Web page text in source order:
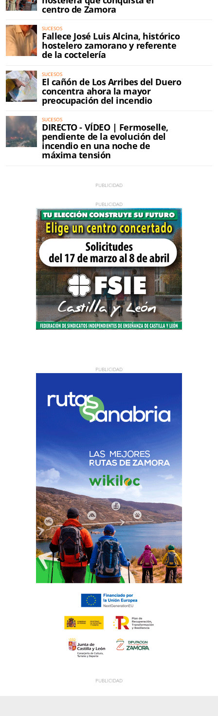
centro de Zamora
SUCESOS
Fallece José Luis Alcina, histórico
hostelero zamorano y referente
de la coctelería
SUCESOS
El cañón de Los Arribes del Duero
concentra ahora la mayor
preocupación del incendio
SUCESOS
DIRECTO - VÍDEO | Fermoselle,
pendiente de la evolución del
incendio en una noche de
máxima tensión